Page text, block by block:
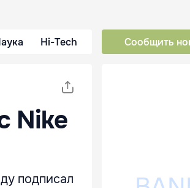
Hi-Tech Сообщить
Nike
подписал